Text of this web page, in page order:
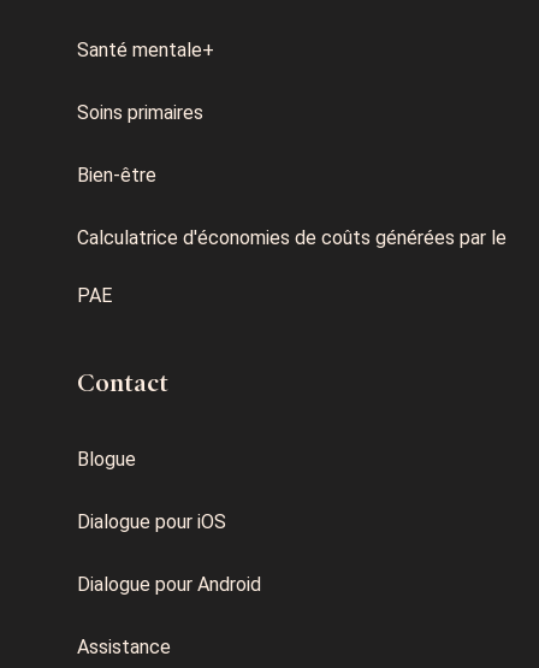
Santé mentale+
Soins primaires
Bien-être
Calculatrice d'économies de coûts générées par le
PAE
Contact
Blogue
Dialogue pour iOS
Dialogue pour Android
Assistance